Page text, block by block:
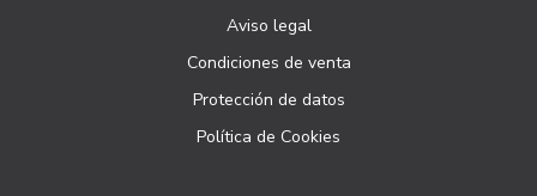
Aviso legal
Condiciones de venta
Protección de datos
Política de Cookies